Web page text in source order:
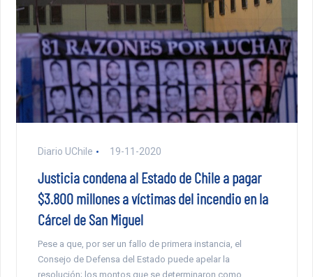
Diario UChile 19-11-2020
Justicia condena al Estado de Chile a pagar
$3.800 millones a víctimas del incendio en la
Cárcel de San Miguel
Pese a que, por ser un fallo de primera instancia, el
Consejo de Defensa del Estado puede apelar la
resolución; los montos que se determinaron como